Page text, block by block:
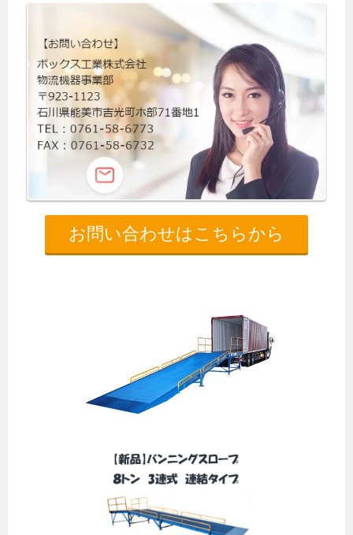
お問い合わせはこちらから